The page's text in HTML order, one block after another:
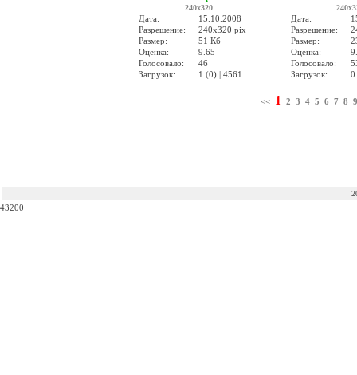
240x320
Дата:
15.10.2008
Разрешение:
240x320 pix
Размер:
51 Кб
Оценка:
9.65
Голосовало:
46
Загрузок:
1 (0) | 4561
Дата:
Разрешение:
Размер:
Оценка:
Голосовало:
Загрузок:
0
<< 1 2 3 4 5 6 7 8 9
43200